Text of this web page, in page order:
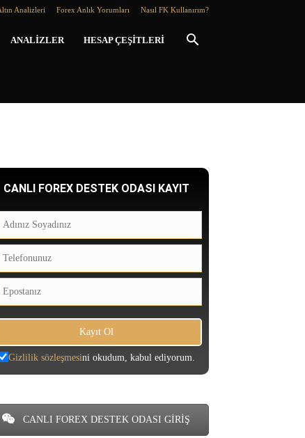
Analizleri Forex Anlık Yorumları Nasıl FK Kullanırım?
ANALIZLER HESAP ÇEŞITLERI
CANLI FOREX DESTEK ODASI KAYIT
Gizlilik sözleşmesini okudum, kabul ediyorum.
CANLI FOREX DESTEK ODASI GİRİŞ